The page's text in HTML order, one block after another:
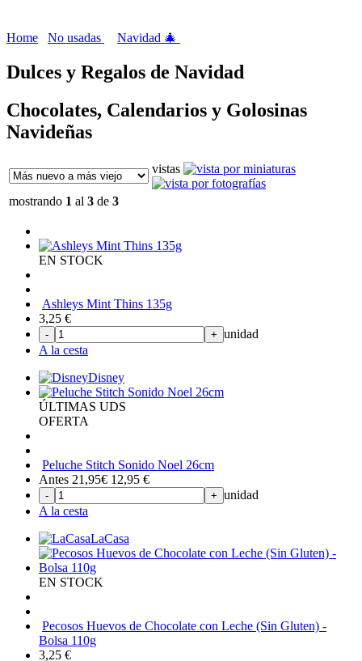
Home No usadas Navidad 🎄
Dulces y Regalos de Navidad
Chocolates, Calendarios y Golosinas
Navideñas
vistas
mostrando 1 al 3 de 3
EN STOCK
Ashleys Mint Thins 135g
3,25 €
- + unidad
A la cesta
Disney
ÚLTIMAS UDS
OFERTA
Peluche Stitch Sonido Noel 26cm
Antes 21,95€ 12,95 €
- + unidad
A la cesta
LaCasa
EN STOCK
Pecosos Huevos de Chocolate con Leche (Sin Gluten) -
Bolsa 110g
3,25 €